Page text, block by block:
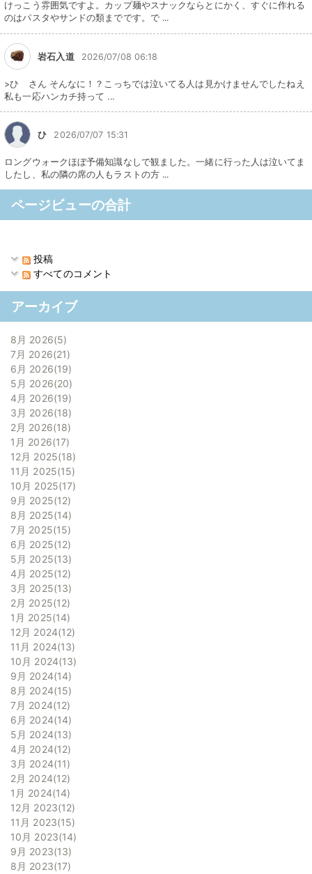
けっこう雰囲気ですよ。カップ麺やスナックならとにかく、すぐに作れる
のはパスタやサンドの類までです。で ...
岩石入道 2026/07/08 06:18
>ひ さん そんなに！？こっちでは泣いてる人は見かけませんでしたねえ
私も一応ハンカチ持って ...
ひ 2026/07/07 15:31
ロングウォークほぼ予備知識なしで観ました。一緒に行った人は泣いてま
したし、私の隣の席の人もラストの方 ...
ページビューの合計
投稿
すべてのコメント
アーカイブ
8月 2026 5
7月 2026 21
6月 2026 19
5月 2026 20
4月 2026 19
3月 2026 18
2月 2026 18
1月 2026 17
12月 2025 18
11月 2025 15
10月 2025 17
9月 2025 12
8月 2025 14
7月 2025 15
6月 2025 12
5月 2025 13
4月 2025 12
3月 2025 13
2月 2025 12
1月 2025 14
12月 2024 12
11月 2024 13
10月 2024 13
9月 2024 14
8月 2024 15
7月 2024 12
6月 2024 14
5月 2024 13
4月 2024 12
3月 2024 11
2月 2024 12
1月 2024 14
12月 2023 12
11月 2023 15
10月 2023 14
9月 2023 13
8月 2023 17